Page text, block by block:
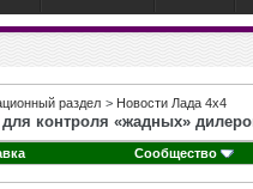
раздел > Новости Лада 4х4
контроля «жадных»
Сообщество